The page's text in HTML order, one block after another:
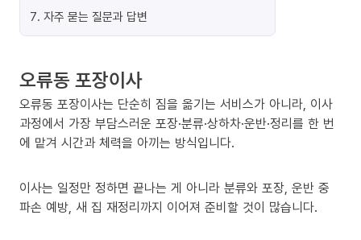
7. 자주 묻는 질문과 답변
오류동 포장이사
오류동 포장이사는 단순히 짐을 옮기는 서비스가 아니라, 이사
과정에서 가장 부담스러운 포장·분류·상하차·운반·정리를 한 번
에 맡겨 시간과 체력을 아끼는 방식입니다.
이사는 일정만 정하면 끝나는 게 아니라 분류와 포장, 운반 중
파손 예방, 새 집 재정리까지 이어져 준비할 것이 많습니다.